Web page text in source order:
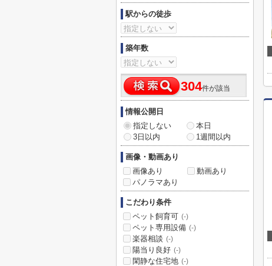
駅からの徒歩
築年数
304件が該当
情報公開日
指定しない
本日
3日以内
1週間以内
画像・動画あり
画像あり
動画あり
パノラマあり
こだわり条件
ペット飼育可 (-)
ペット専用設備 (-)
楽器相談 (-)
陽当り良好 (-)
閑静な住宅地 (-)